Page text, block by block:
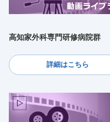
高知家外科専門研修病院群
詳細はこちら